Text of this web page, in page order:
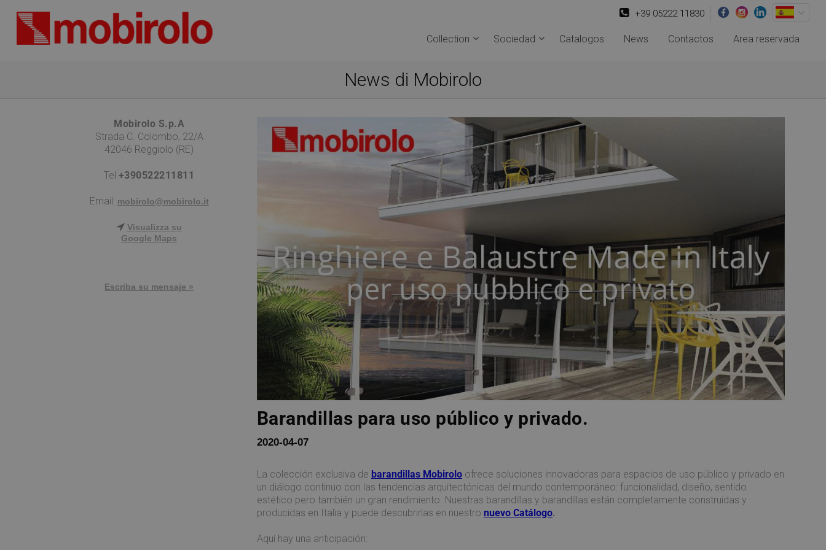
Collection Sociedad Catalogos News Contactos Area reservada
+39 05222 11830
News di Mobirolo
Mobirolo S.p.A
Strada C. Colombo, 22/A
42046 Reggiolo (RE)
Tel +390522211811
Email: mobirolo@mobirolo.it
Visualizza su
Google Maps
Escriba su mensaje »
Barandillas para uso público y privado.
2020-04-07
La colección exclusiva de barandillas Mobiroloofrece soluciones innovadoras para espacios de uso público y privado en
un diálogo continuo con las tendencias arquitectónicas del mundo contemporáneo: funcionalidad, diseño, sentido
estético pero también un gran rendimiento. Nuestras barandillas y barandillas están completamente construidas y
producidas en Italia y puede descubrirlas en nuestro nuevo Catálogo.
Aquí hay una anticipación: